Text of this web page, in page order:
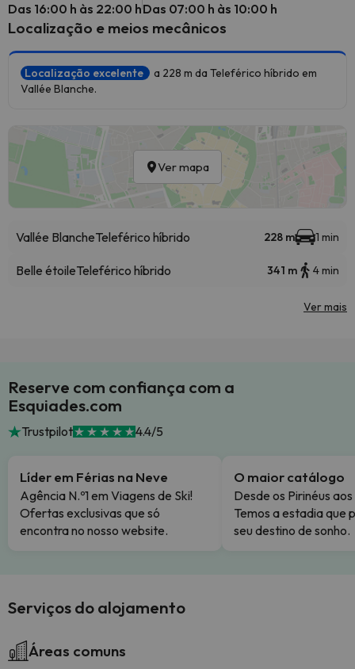
Das 16:00 h às 22:00 hDas 07:00 h às 10:00 h
Localização e meios mecânicos
Localização excelente
a 228 m da Teleférico híbrido em
Vallée Blanche.
Ver mapa
Vallée BlancheTeleférico híbrido 228 m 1 min
Belle étoileTeleférico híbrido 341 m 4 min
Ver mais
Reserve com confiança com a
Esquiades.com
Trustpilot 4.4/5
Líder em Férias na Neve
Agência N.º1 em Viagens de Ski!
Ofertas exclusivas que só
encontra no nosso website.
O maior catálogo
Desde os Pirinéus
Temos a estadia que
seu destino de sonho.
Serviços do alojamento
Áreas comuns